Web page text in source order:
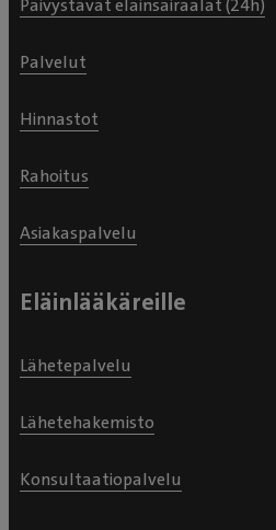
Palvelut
Hinnastot
Rahoitus
Asiakaspalvelu
Eläinlääkäreille
Lähetepalvelu
Lähetehakemisto
Konsultaatiopalvelu